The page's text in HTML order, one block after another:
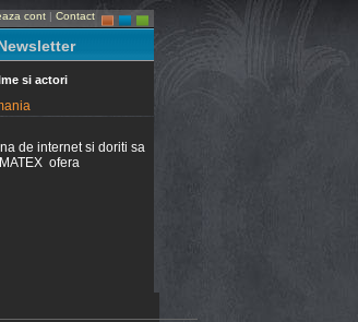
cont | Contact
si actori
de internet si doriti sa
ofera